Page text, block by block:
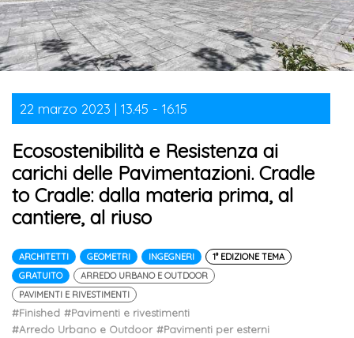
22 marzo 2023 | 13.45 - 16.15
Ecosostenibilità e Resistenza ai
carichi delle Pavimentazioni. Cradle
to Cradle: dalla materia prima, al
cantiere, al riuso
ARCHITETTI GEOMETRI INGEGNERI
1° EDIZIONE TEMA
GRATUITO
ARREDO URBANO E OUTDOOR
PAVIMENTI E RIVESTIMENTI
#Finished #Pavimenti e rivestimenti
#Arredo Urbano e Outdoor #Pavimenti per esterni